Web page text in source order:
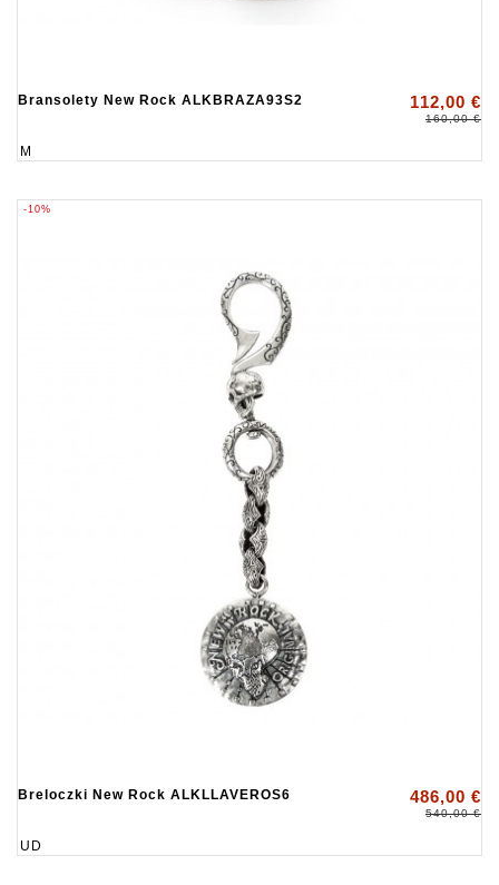
Bransolety New Rock ALKBRAZA93S2 112,00 €
160,00 €
M
-10%
Breloczki New Rock ALKLLAVEROS6 486,00 €
540,00 €
UD